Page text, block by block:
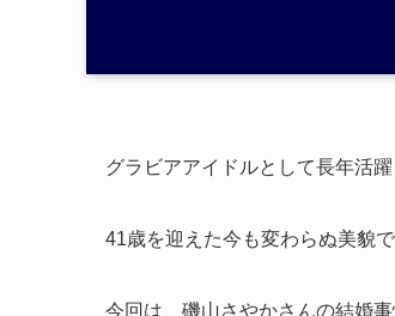
グラビアアイドルとして長年活
41歳を迎えた今も変わらぬ美貌
今回は、磯山さやかさんの結婚